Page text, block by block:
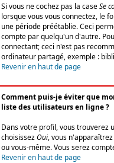
Si vous ne cochez pas la caseSe
lorsque vous vous connectez, le
une période préétablie. Ceci
compte par quelqu'un d'autre.
connectant; ceci n'est pas
ordinateur partagé, exemple :
Revenir en haut de page
Comment puis-je éviter que
liste des utilisateurs en ligne ?
Dans votre profil, vous trouverez
choisissezOui, vous
ou vous-même. Vous serez
Revenir en haut de page